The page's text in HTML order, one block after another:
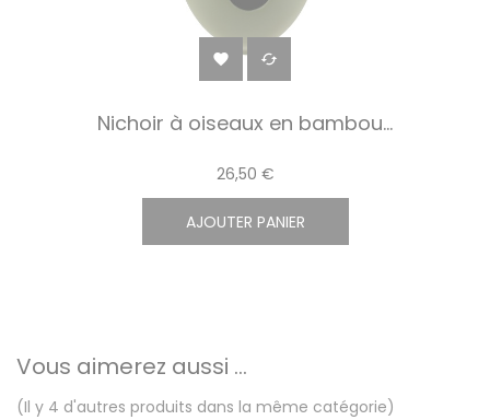
 
Nichoir à oiseaux en bambou...
26,50 €
AJOUTER PANIER
Vous aimerez aussi ...
(Il y 4 d'autres produits dans la même catégorie)